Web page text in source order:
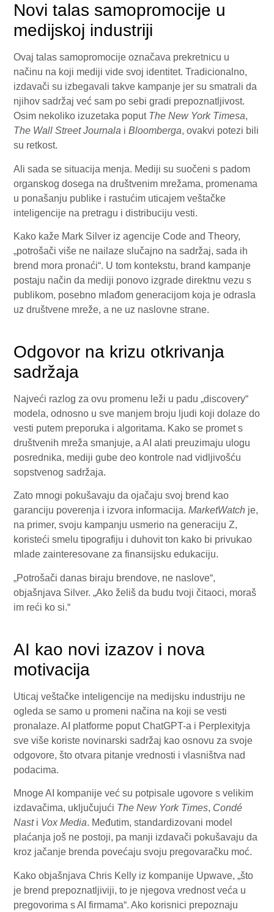
Novi talas samopromocije u
medijskoj industriji
Ovaj talas samopromocije označava prekretnicu u
načinu na koji mediji vide svoj identitet. Tradicionalno,
izdavači su izbegavali takve kampanje jer su smatrali da
njihov sadržaj već sam po sebi gradi prepoznatljivost.
Osim nekoliko izuzetaka poput The New York Timesa,
The Wall Street Journala iBloomberga, ovakvi potezi bili
su retkost.
Ali sada se situacija menja. Mediji su suočeni s padom
organskog dosega na društvenim mrežama, promenama
u ponašanju publike i rastućim uticajem veštačke
inteligencije na pretragu i distribuciju vesti.
Kako kaže Mark Silver iz agencije Code and Theory,
„potrošači više ne nailaze slučajno na sadržaj, sada ih
brend mora pronaći“. U tom kontekstu, brand kampanje
postaju način da mediji ponovo izgrade direktnu vezu s
publikom, posebno mlađom generacijom koja je odrasla
uz društvene mreže, a ne uz naslovne strane.
Odgovor na krizu otkrivanja
sadržaja
Najveći razlog za ovu promenu leži u padu „discovery“
modela, odnosno u sve manjem broju ljudi koji dolaze do
vesti putem preporuka i algoritama. Kako se promet s
društvenih mreža smanjuje, a AI alati preuzimaju ulogu
posrednika, mediji gube deo kontrole nad vidljivošću
sopstvenog sadržaja.
Zato mnogi pokušavaju da ojačaju svoj brend kao
garanciju poverenja i izvora informacija.MarketWatch je,
na primer, svoju kampanju usmerio na generaciju Z,
koristeći smelu tipografiju i duhovit ton kako bi privukao
mlade zainteresovane za finansijsku edukaciju.
„Potrošači danas biraju brendove, ne naslove“,
objašnjava Silver. „Ako želiš da budu tvoji čitaoci, moraš
im reći ko si.“
AI kao novi izazov i nova
motivacija
Uticaj veštačke inteligencije na medijsku industriju ne
ogleda se samo u promeni načina na koji se vesti
pronalaze. AI platforme poput ChatGPT-a i Perplexityja
sve više koriste novinarski sadržaj kao osnovu za svoje
odgovore, što otvara pitanje vrednosti i vlasništva nad
podacima.
Mnoge AI kompanije već su potpisale ugovore s velikim
izdavačima, uključujući The New York Times, Condé
Nasti Vox Media. Međutim, standardizovani model
plaćanja još ne postoji, pa manji izdavači pokušavaju da
kroz jačanje brenda povećaju svoju pregovaračku moć.
Kako objašnjava Chris Kelly iz kompanije Upwave, „što
je brend prepoznatljiviji, to je njegova vrednost veća u
pregovorima s AI firmama“. Ako korisnici prepoznaju